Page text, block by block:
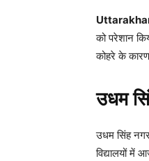
को परेशान
कोहरे के
उधम
उधम सिंह
विद्यालयों